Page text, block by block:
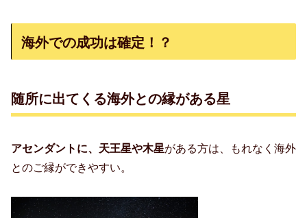
海外での成功は確定！？
随所に出てくる海外との縁がある星
アセンダントに、天王星や木星がある方は、もれなく海外
とのご縁ができやすい。